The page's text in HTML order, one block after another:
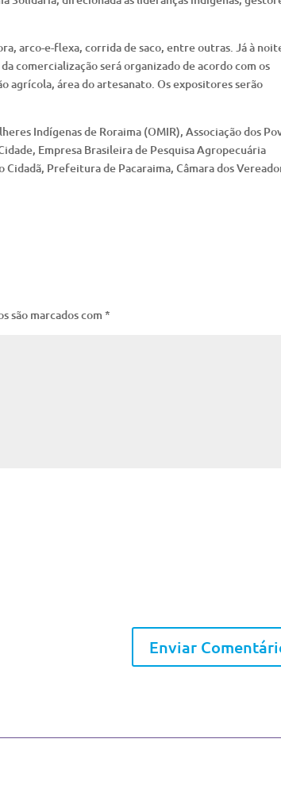
arco-e-flexa, corrida de saco, entre outras. Já à
comercialização será organizado de acordo com os
agrícola, área do artesanato. Os expositores serão
Indígenas de Roraima (OMIR), Associação dos
Empresa Brasileira de Pesquisa Agropecuária
Cidadã, Prefeitura de Pacaraima, Câmara dos
são marcados com *